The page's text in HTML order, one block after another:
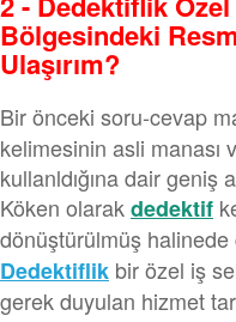
Bölgesindeki
Ulaşırım?
Bir önceki soru-cevap
kelimesinin asli manası
kullanldığına dair geniş
Köken olarakdedektif
dönüştürülmüş halinede
Dedektiflik bir özel iş
gerek duyulan hizmet